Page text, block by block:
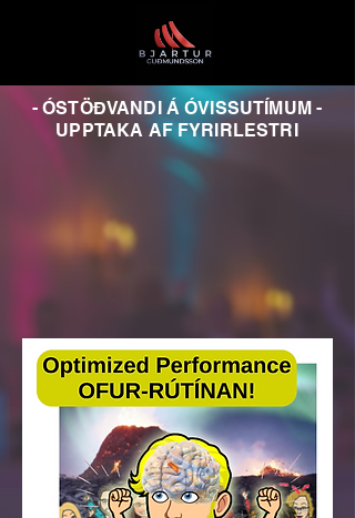
- ÓSTÖÐVANDI Á ÓVISSUTÍMUM -
UPPTAKA AF FYRIRLESTRI